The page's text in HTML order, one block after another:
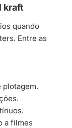
kraft
quando
Entre as
plotagem.
a filmes